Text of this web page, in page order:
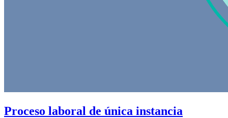
Proceso laboral de única instancia